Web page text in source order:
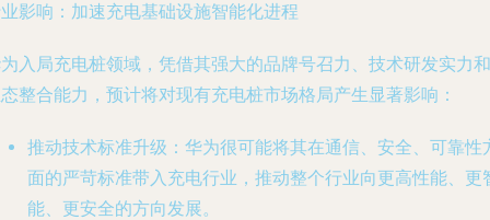
影响：加速充电基础设施智能化进程
入局充电桩领域，凭借其强大的品牌号召力、技术研发实力和
整合能力，预计将对现有充电桩市场格局产生显著影响：
推动技术标准升级 ：华为很可能将其在通信、安全、可靠性
面的严苛标准带入充电行业，推动整个行业向更高性能、更
能、更安全的方向发展。